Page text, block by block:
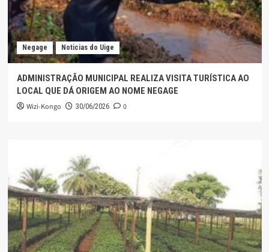
Negage Noticias do Uige
ADMINISTRAÇÃO MUNICIPAL REALIZA VISITA TURÍSTICA AO
LOCAL QUE DÁ ORIGEM AO NOME NEGAGE
Wizi-Kongo 30/06/2026 0